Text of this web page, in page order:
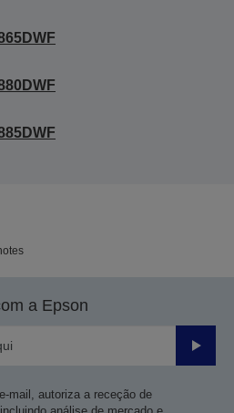
a Epson
Enviar
mail, autoriza a receção de